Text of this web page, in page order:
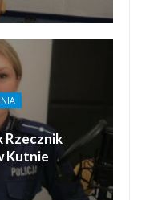
Rzecznik
Kutnie